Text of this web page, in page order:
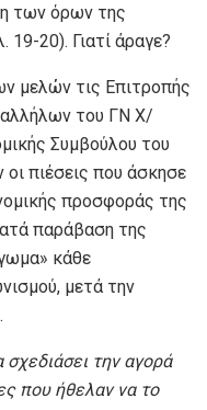
των όρων της
19-20). Γιατί άραγε?
μελών τις Επιτροπής
του ΓΝ Χ/
Συμβούλου του
πιέσεις που άσκησε
προσφοράς της
παράβαση της
κάθε
μετά την
την αγορά
που ήθελαν να το